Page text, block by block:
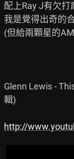
配上Ray J有欠打
我是覺得出奇的
(但給兩顆星的
Glenn Lewis -
輯)
http://